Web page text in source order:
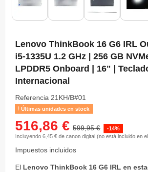
Lenovo ThinkBook 16 G6 IRL
i5-1335U 1.2 GHz | 256 GB
LPDDR5 Onboard | 16" |
Internacional
Referencia 21KH/B#01
Últimas unidades en stock
516,86 € 599,95 €
-14%
Incluyendo 6,45 € de canon digital (no está incluido en
Impuestos incluidos
El Lenovo ThinkBook 16 G6 IRL en